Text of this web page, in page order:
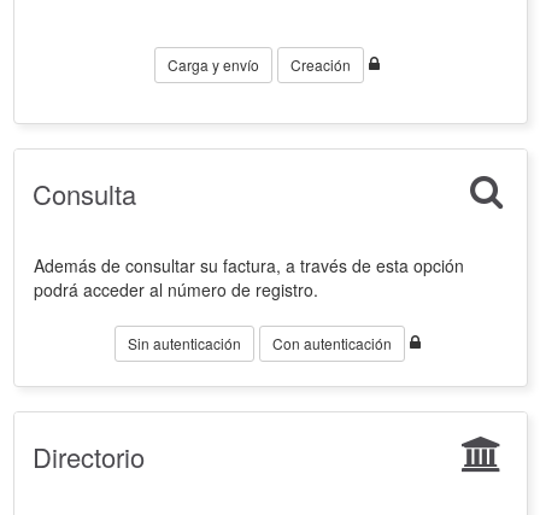
Carga y envío Creación
Consulta
Además de consultar su factura, a través de esta opción
podrá acceder al número de registro.
Sin autenticación Con autenticación
Directorio